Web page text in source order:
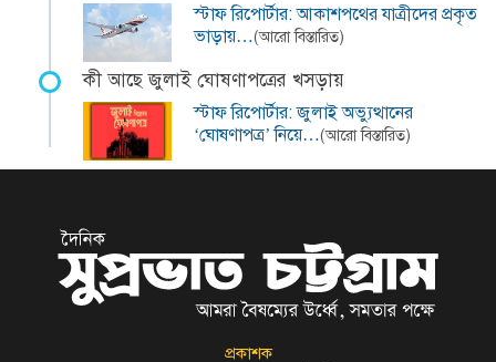
স্টাফ রিপোর্টার: আকাশপথের যাত্রীদের প্রকৃত
ভাড়ায়…(আরো বিস্তারিত)
কী আছে জুলাই ঘোষণাপত্রের খসড়ায়
স্টাফ রিপোর্টার: জুলাই অভ্যুত্থানের
‘ঘোষণাপত্র’ নিয়ে…(আরো বিস্তারিত)
প্রকাশক